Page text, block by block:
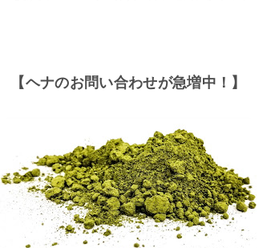
【ヘナのお問い合わせが急増中！】